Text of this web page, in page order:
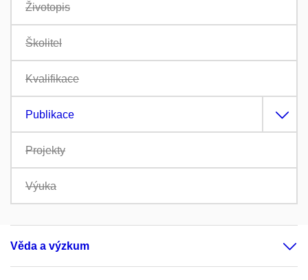
Životopis
Školitel
Kvalifikace
Publikace
Projekty
Výuka
Věda a výzkum